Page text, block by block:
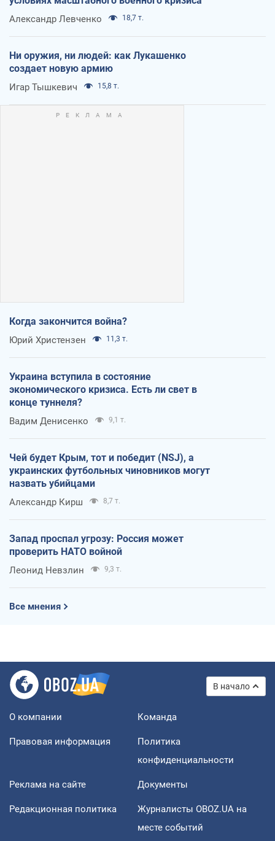
Александр Левченко 18,7 т.
Ни оружия, ни людей: как Лукашенко
создает новую армию
Игар Тышкевич 15,8 т.
Когда закончится война?
Юрий Христензен 11,3 т.
Украина вступила в состояние
экономического кризиса. Есть ли свет в
конце туннеля?
Вадим Денисенко 9,1 т.
Чей будет Крым, тот и победит (NSJ), а
украинских футбольных чиновников могут
назвать убийцами
Александр Кирш 8,7 т.
Запад проспал угрозу: Россия может
проверить НАТО войной
Леонид Невзлин 9,3 т.
Все мнения
В начало
О компании Команда
Правовая информация
Политика
конфиденциальности
Реклама на сайте Документы
Редакционная политика
Журналисты OBOZ.UA на
месте событий